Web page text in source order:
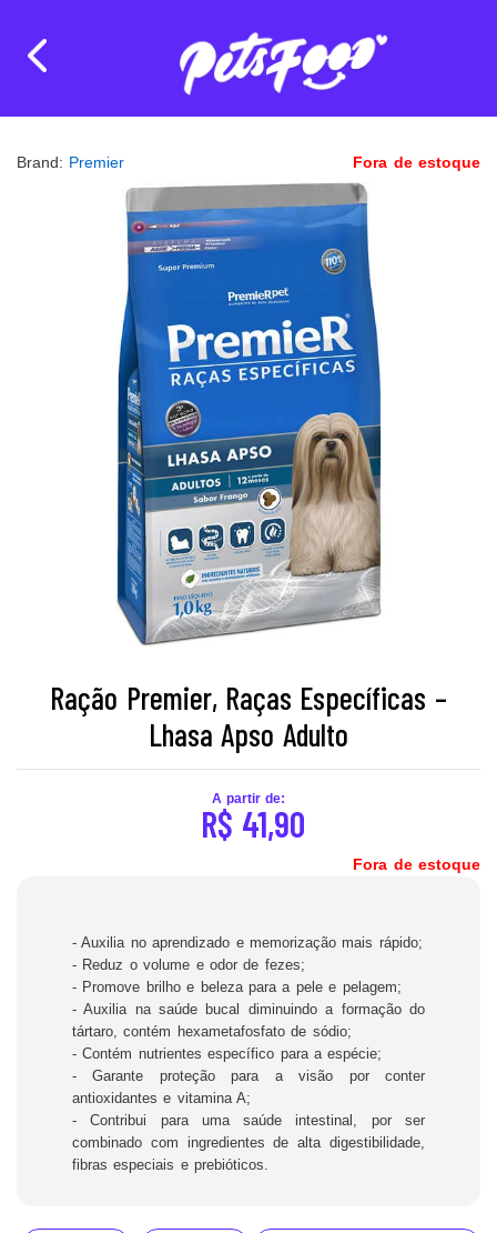
Brand: Premier Fora de estoque
Ração Premier, Raças Específicas –
Lhasa Apso Adulto
A partir de:
R$ 41,90
Fora de estoque
- Auxilia no aprendizado e memorização mais rápido;
- Reduz o volume e odor de fezes;
- Promove brilho e beleza para a pele e pelagem;
- Auxilia na saúde bucal diminuindo a formação do
tártaro, contém hexametafosfato de sódio;
- Contém nutrientes específico para a espécie;
- Garante proteção para a visão por conter
antioxidantes e vitamina A;
- Contribui para uma saúde intestinal, por ser
combinado com ingredientes de alta digestibilidade,
fibras especiais e prebióticos.